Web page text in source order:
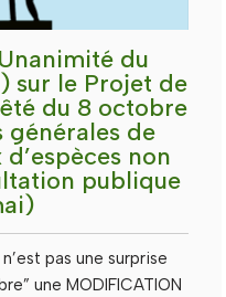
du
sur le Projet de
du 8 octobre
générales de
non
publique
pas une surprise
une MODIFICATION